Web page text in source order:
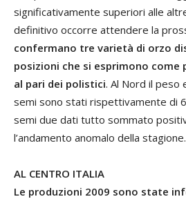
significativamente superiori alle
definitivo occorre attendere la
confermano tre varietà di orzo
posizioni che si esprimono
al pari dei polistici. Al Nord il peso
semi sono stati rispettivamente di
semi due dati tutto sommato
l’andamento anomalo della stagione.
AL CENTRO ITALIA
Le produzioni 2009 sono state